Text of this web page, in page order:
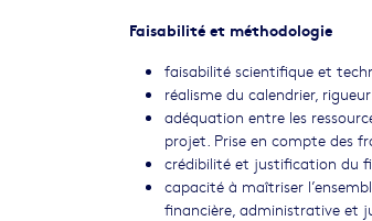
Faisabilité et méthodologie
faisabilité scientifique et
réalisme du calendrier,
adéquation entre les
projet. Prise en compte des
crédibilité et justification du
capacité à maîtriser
financière, administrative et